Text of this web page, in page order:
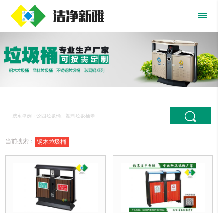
menu
当前搜索： 钢木垃圾桶